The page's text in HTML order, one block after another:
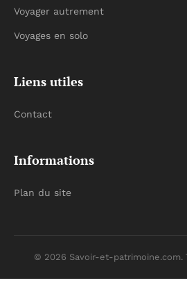
Voyager autrement
Voyages en solo
Liens utiles
Contact
Informations
Plan du site
© 2026 Savoir-et-patrimoine.com.